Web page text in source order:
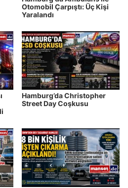
Otomobil Çarpıştı: Üç Kişi
Yaralandı
Hamburg’da Christopher
Street Day Coşkusu